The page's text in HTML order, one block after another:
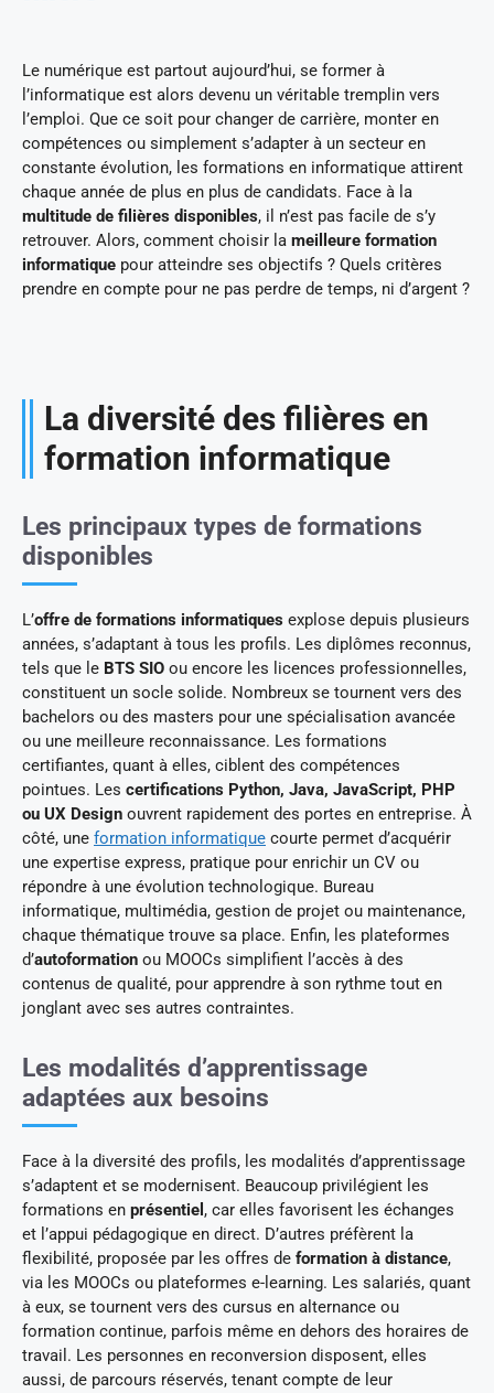
Le numérique est partout aujourd’hui, se former à
l’informatique est alors devenu un véritable tremplin vers
l’emploi. Que ce soit pour changer de carrière, monter en
compétences ou simplement s’adapter à un secteur en
constante évolution, les formations en informatique attirent
chaque année de plus en plus de candidats. Face à la
multitude de filières disponibles, il n’est pas facile de s’y
retrouver. Alors, comment choisir la meilleure formation
informatique pour atteindre ses objectifs ? Quels critères
prendre en compte pour ne pas perdre de temps, ni d’argent ?
La diversité des filières en
formation informatique
Les principaux types de formations
disponibles
L’offre de formations informatiques explose depuis plusieurs
années, s’adaptant à tous les profils. Les diplômes reconnus,
tels que le BTS SIO ou encore les licences professionnelles,
constituent un socle solide. Nombreux se tournent vers des
bachelors ou des masters pour une spécialisation avancée
ou une meilleure reconnaissance. Les formations
certifiantes, quant à elles, ciblent des compétences
pointues. Les certifications Python, Java, JavaScript, PHP
ou UX Design ouvrent rapidement des portes en entreprise. À
côté, une formation informatique courte permet d’acquérir
une expertise express, pratique pour enrichir un CV ou
répondre à une évolution technologique. Bureau
informatique, multimédia, gestion de projet ou maintenance,
chaque thématique trouve sa place. Enfin, les plateformes
d’autoformation ou MOOCs simplifient l’accès à des
contenus de qualité, pour apprendre à son rythme tout en
jonglant avec ses autres contraintes.
Les modalités d’apprentissage
adaptées aux besoins
Face à la diversité des profils, les modalités d’apprentissage
s’adaptent et se modernisent. Beaucoup privilégient les
formations en présentiel , car elles favorisent les échanges
et l’appui pédagogique en direct. D’autres préfèrent la
flexibilité, proposée par les offres de formation à distance,
via les MOOCs ou plateformes e-learning. Les salariés, quant
à eux, se tournent vers des cursus en alternance ou
formation continue, parfois même en dehors des horaires de
travail. Les personnes en reconversion disposent, elles
aussi, de parcours réservés, tenant compte de leur